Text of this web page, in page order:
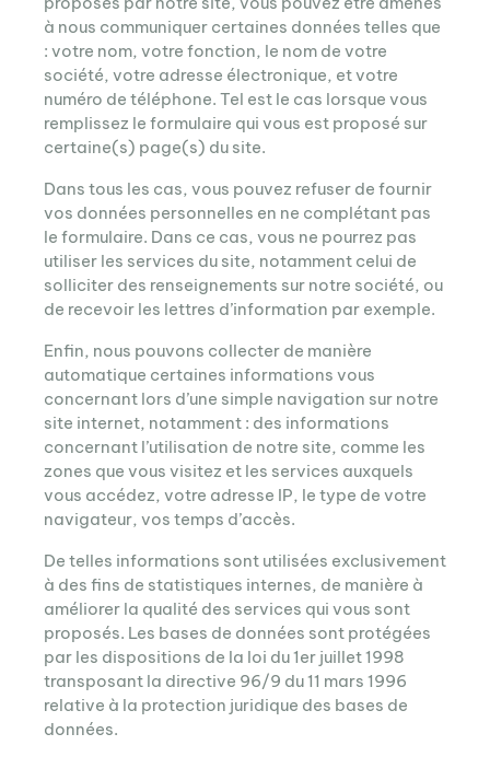
à nous communiquer certaines données telles que
: votre nom, votre fonction, le nom de votre
société, votre adresse électronique, et votre
numéro de téléphone. Tel est le cas lorsque vous
remplissez le formulaire qui vous est proposé sur
certaine(s) page(s) du site.
Dans tous les cas, vous pouvez refuser de fournir
vos données personnelles en ne complétant pas
le formulaire. Dans ce cas, vous ne pourrez pas
utiliser les services du site, notamment celui de
solliciter des renseignements sur notre société, ou
de recevoir les lettres d’information par exemple.
Enfin, nous pouvons collecter de manière
automatique certaines informations vous
concernant lors d’une simple navigation sur notre
site internet, notamment : des informations
concernant l’utilisation de notre site, comme les
zones que vous visitez et les services auxquels
vous accédez, votre adresse IP, le type de votre
navigateur, vos temps d’accès.
De telles informations sont utilisées exclusivement
à des fins de statistiques internes, de manière à
améliorer la qualité des services qui vous sont
proposés. Les bases de données sont protégées
par les dispositions de la loi du 1er juillet 1998
transposant la directive 96/9 du 11 mars 1996
relative à la protection juridique des bases de
données.